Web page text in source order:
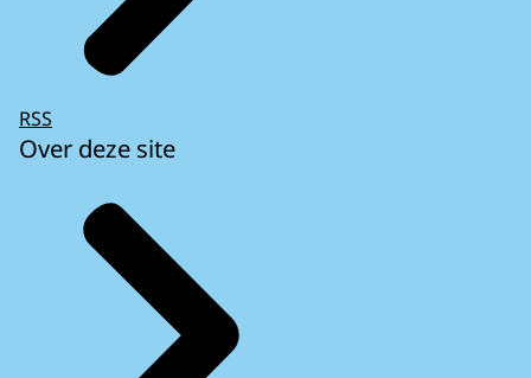
RSS
Over deze site